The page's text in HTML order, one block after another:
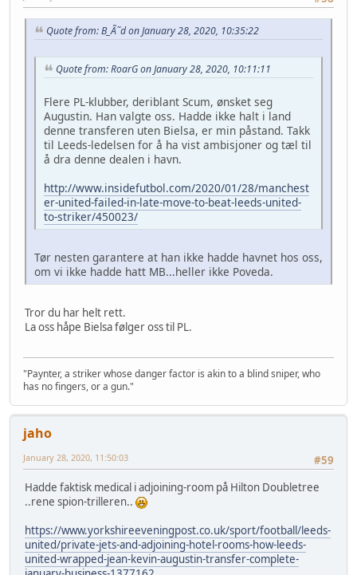
Quote from: B_Ã˜d on January 28, 2020, 10:35:22
Quote from: RoarG on January 28, 2020, 10:11:11
Flere PL-klubber, deriblant Scum, ønsket seg
Augustin. Han valgte oss. Hadde ikke halt i land
denne transferen uten Bielsa, er min påstand. Takk
til Leeds-ledelsen for å ha vist ambisjoner og tæl til
å dra denne dealen i havn.
http://www.insidefutbol.com/2020/01/28/manchest
er-united-failed-in-late-move-to-beat-leeds-united-
to-striker/450023/
Tør nesten garantere at han ikke hadde havnet hos oss,
om vi ikke hadde hatt MB...heller ikke Poveda.
Tror du har helt rett.
La oss håpe Bielsa følger oss til PL.
"Paynter, a striker whose danger factor is akin to a blind sniper, who
has no fingers, or a gun."
jaho
#59
January 28, 2020, 11:50:03
Hadde faktisk medical i adjoining-room på Hilton Doubletree
..rene spion-trilleren..
https://www.yorkshireeveningpost.co.uk/sport/football/leeds-
united/private-jets-and-adjoining-hotel-rooms-how-leeds-
united-wrapped-jean-kevin-augustin-transfer-complete-